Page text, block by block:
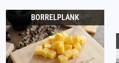
BORRELPLANK